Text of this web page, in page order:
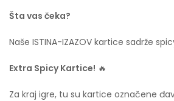
Šta vas čeka?
Naše ISTINA-IZAZOV kartice sadrže
Extra Spicy Kartice! 🔥
Za kraj igre, tu su kartice označene